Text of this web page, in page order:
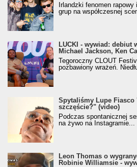
Irlandzki fenomen
grup na współczesnej
LUCKI - wywiad: debiut
Michael Jackson, Ken
Tegoroczny CLOUT
pozbawiony wrażeń.
Spytaliśmy Lupe Fiasco
szczęście?" (video)
Podczas spontanicznej
na żywo na Instagramie...
Leon Thomas o
Robinie Williamsie -